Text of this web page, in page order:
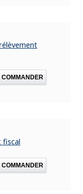
COMMANDER
fiscal
COMMANDER